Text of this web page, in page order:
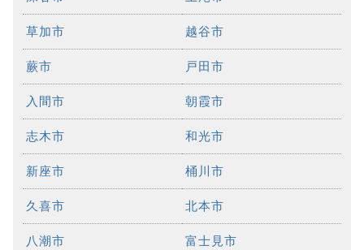
草加市 越谷市
蕨市 戸田市
入間市 朝霞市
志木市 和光市
新座市 桶川市
久喜市 北本市
八潮市 富士見市